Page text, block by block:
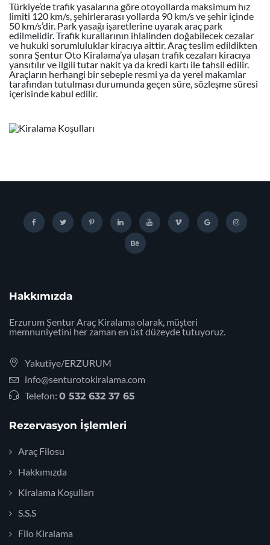
Türkiye’de trafik yasalarına göre otoyollarda maksimum hız
limiti 120 km/s, şehirlerarası yollarda 90 km/s ve şehir içinde
50 km/s’dir. Park yasağı işaretlerine uyarak araç park
edilmelidir. Trafik kurallarının ihlalinden doğabilecek cezalar
ve hukuki sorumluluklar kiracıya aittir. Araç teslim edildikten
sonra Şentur Oto Kiralama’ya ulaşan trafik cezaları kiracıya
yansıtılır ve ilgili tutar nakit ya da kredi kartı ile tahsil edilir.
Araçların herhangi bir sebeple resmi ya da yerel makamlar
tarafından tutulması durumunda geçen süre, sözleşme süresi
içerisinde kabul edilir.
Hakkımızda
Erzurum Şentur Araç Kiralama olarak, müşteri
memnuniyetini her zaman en üst düzeyde tutuyoruz.
Yakutiye/ERZURUM
info@senturotokiralama.com
Telefon: 0 532 632 37 65
Rezervasyon İşlemleri
Araç Filosu
Hakkımızda
Kiralama Koşulları
S.S.S
Filo Kiralama